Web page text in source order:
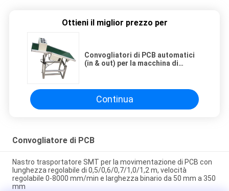
Ottieni il miglior prezzo per
Convogliatori di PCB automatici
(in & out) per la macchina di
Continua
Convogliatore di PCB
Nastro trasportatore SMT per la movimentazione di PCB con
lunghezza regolabile di 0,5/0,6/0,7/1,0/1,2 m, velocità
regolabile 0-8000 mm/min e larghezza binario da 50 mm a 350
mm